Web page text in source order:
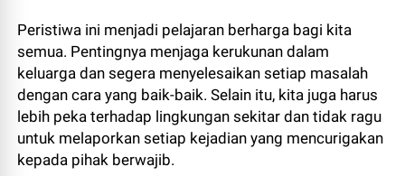
Peristiwa ini menjadi pelajaran berharga bagi kita
semua. Pentingnya menjaga kerukunan dalam
keluarga dan segera menyelesaikan setiap masalah
dengan cara yang baik-baik. Selain itu, kita juga harus
lebih peka terhadap lingkungan sekitar dan tidak ragu
untuk melaporkan setiap kejadian yang mencurigakan
kepada pihak berwajib.